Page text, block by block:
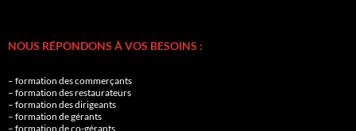
NOUS RÉPONDONS À VOS BESOINS :
– formation des commerçants
– formation des restaurateurs
– formation des dirigeants
– formation de gérants
– formation de co-gérants